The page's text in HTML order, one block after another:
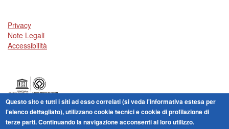
Privacy
Note Legali
Accessibilità
Centro storico di Firenze patrimonio dell'Umanità
Questo sito e tutti i siti ad esso correlati (si veda l'informativa estesa per
l'elenco dettagliato), utilizzano cookie tecnici e cookie di profilazione di
terze parti. Continuando la navigazione acconsenti al loro utilizzo.